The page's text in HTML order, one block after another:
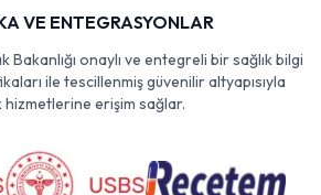
VE ENTEGRASYONLAR
Bakanlığı onaylı ve entegreli bir sağlık bilgi
ile tescillenmiş güvenilir altyapısıyla
hizmetlerine erişim sağlar.